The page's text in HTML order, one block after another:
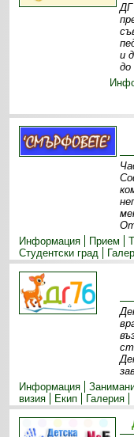
и
до
Информация
Прием
Студентски град
Информация
визия
Екип Галерия